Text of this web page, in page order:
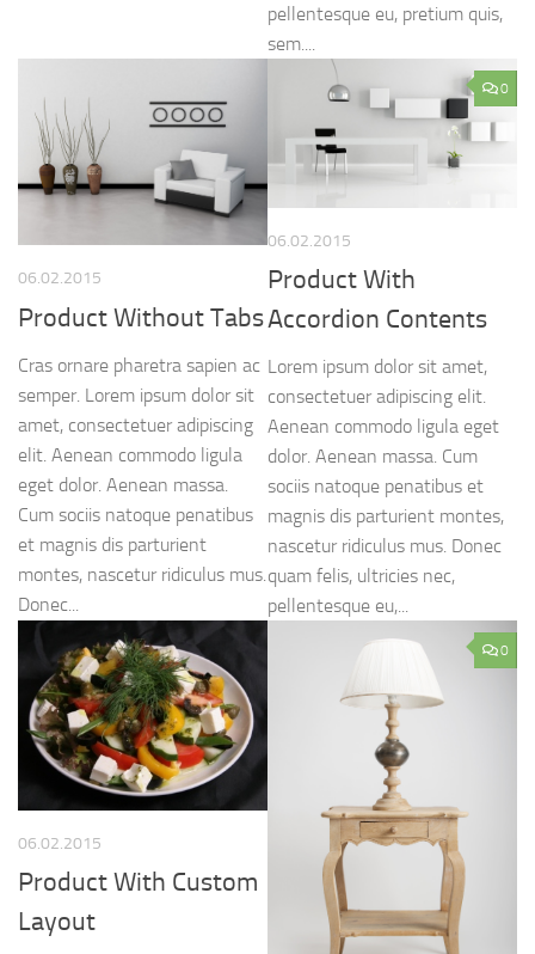
pellentesque eu, pretium quis,
sem....
06.02.2015
Product Without Tabs
Cras ornare pharetra sapien ac
semper. Lorem ipsum dolor sit
amet, consectetuer adipiscing
elit. Aenean commodo ligula
eget dolor. Aenean massa.
Cum sociis natoque penatibus
et magnis dis parturient
montes, nascetur ridiculus mus.
Donec...
0
06.02.2015
Product With
Accordion Contents
Lorem ipsum dolor sit amet,
consectetuer adipiscing elit.
Aenean commodo ligula eget
dolor. Aenean massa. Cum
sociis natoque penatibus et
magnis dis parturient montes,
nascetur ridiculus mus. Donec
quam felis, ultricies nec,
pellentesque eu,...
06.02.2015
Product With Custom
Layout
0